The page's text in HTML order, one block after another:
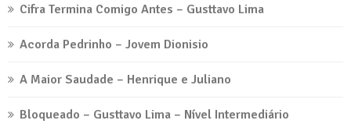
Cifra Termina Comigo Antes – Gusttavo Lima
Acorda Pedrinho – Jovem Dionisio
A Maior Saudade – Henrique e Juliano
Bloqueado – Gusttavo Lima – Nível Intermediário